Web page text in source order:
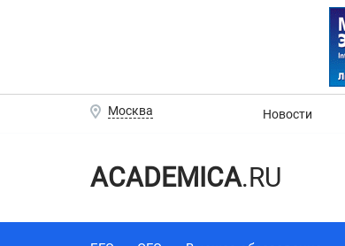
Москва Новости
ACADEMICA.RU